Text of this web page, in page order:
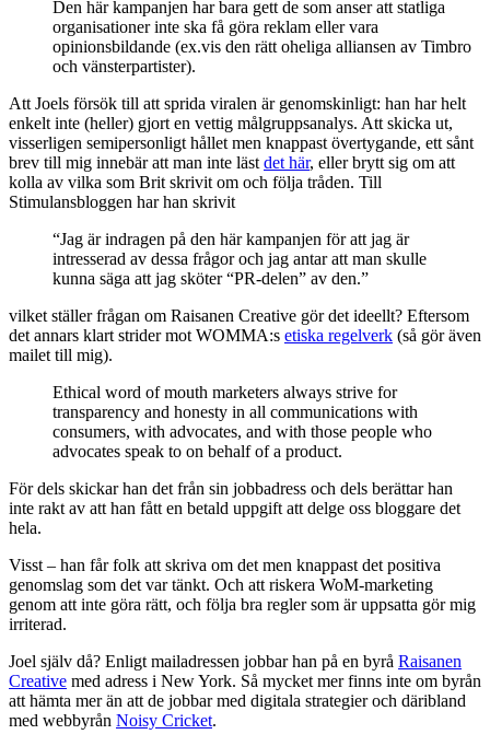
Den här kampanjen har bara gett de som anser att statliga
organisationer inte ska få göra reklam eller vara
opinionsbildande (ex.vis den rätt oheliga alliansen av Timbro
och vänsterpartister).
Att Joels försök till att sprida viralen är genomskinligt: han har helt
enkelt inte (heller) gjort en vettig målgruppsanalys. Att skicka ut,
visserligen semipersonligt hållet men knappast övertygande, ett sånt
brev till mig innebär att man inte läst det här, eller brytt sig om att
kolla av vilka som Brit skrivit om och följa tråden. Till
Stimulansbloggen har han skrivit
“Jag är indragen på den här kampanjen för att jag är
intresserad av dessa frågor och jag antar att man skulle
kunna säga att jag sköter “PR-delen” av den.”
vilket ställer frågan om Raisanen Creative gör det ideellt? Eftersom
det annars klart strider mot WOMMA:s etiska regelverk (så gör även
mailet till mig).
Ethical word of mouth marketers always strive for
transparency and honesty in all communications with
consumers, with advocates, and with those people who
advocates speak to on behalf of a product.
För dels skickar han det från sin jobbadress och dels berättar han
inte rakt av att han fått en betald uppgift att delge oss bloggare det
hela.
Visst – han får folk att skriva om det men knappast det positiva
genomslag som det var tänkt. Och att riskera WoM-marketing
genom att inte göra rätt, och följa bra regler som är uppsatta gör mig
irriterad.
Joel själv då? Enligt mailadressen jobbar han på en byrå Raisanen
Creative med adress i New York. Så mycket mer finns inte om byrån
att hämta mer än att de jobbar med digitala strategier och däribland
med webbyrån Noisy Cricket.